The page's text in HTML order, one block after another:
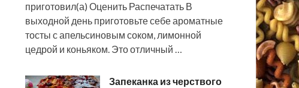
приготовил(а) Оценить Распечатать В
выходной день приготовьте себе ароматные
тосты с апельсиновым соком, лимонной
цедрой и коньяком. Это отличный …
Запеканка из черствого